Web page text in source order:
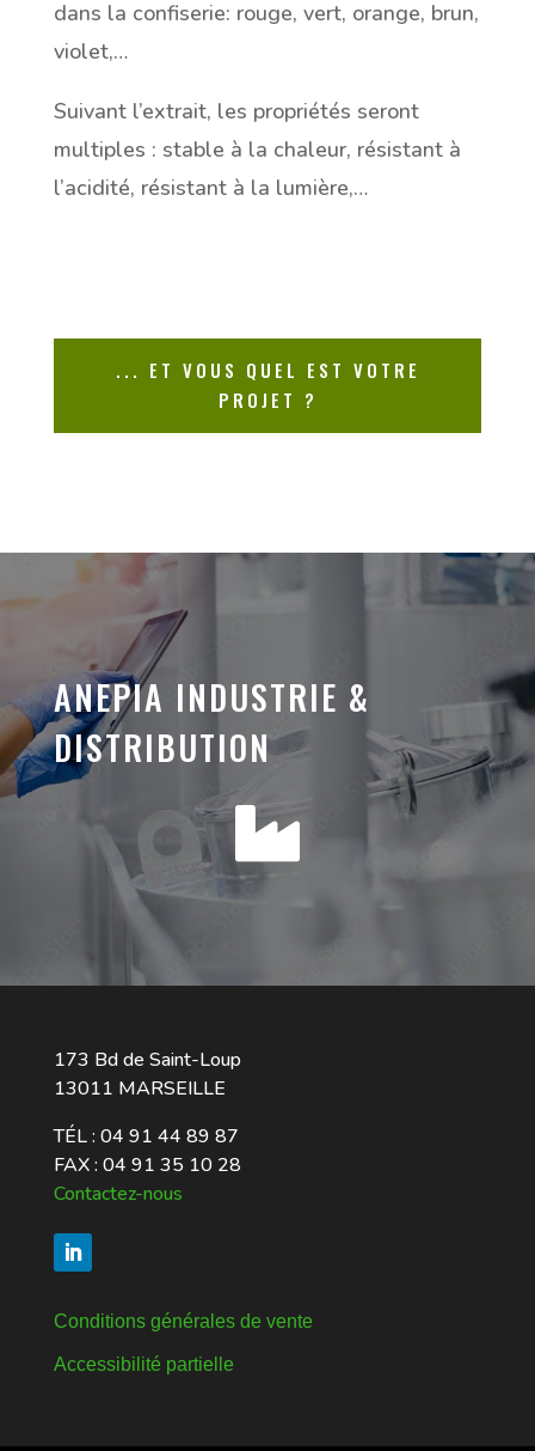
dans la confiserie: rouge, vert, orange, brun,
violet,…
Suivant l’extrait, les propriétés seront
multiples : stable à la chaleur, résistant à
l’acidité, résistant à la lumière,…
... ET VOUS QUEL EST VOTRE
PROJET ?
ANEPIA INDUSTRIE &
DISTRIBUTION

173 Bd de Saint-Loup
13011 MARSEILLE
TÉL : 04 91 44 89 87
FAX : 04 91 35 10 28
Contactez-nous
Conditions générales de vente
Accessibilité partielle